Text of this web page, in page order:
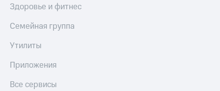
Здоровье и фитнес
Семейная группа
Утилиты
Приложения
Все сервисы